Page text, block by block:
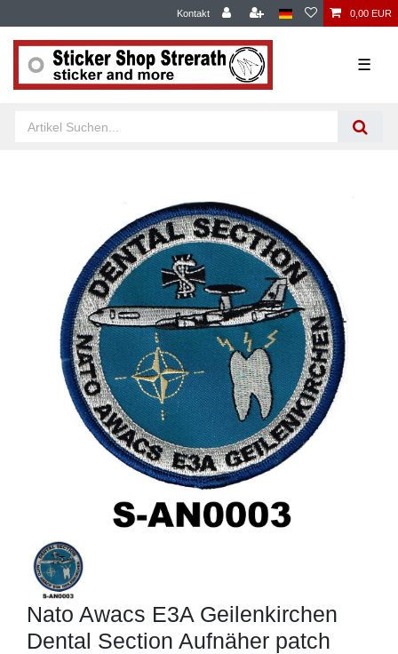
Kontakt 0,00 EUR
☰
Nato Awacs E3A Geilenkirchen
Dental Section Aufnäher patch